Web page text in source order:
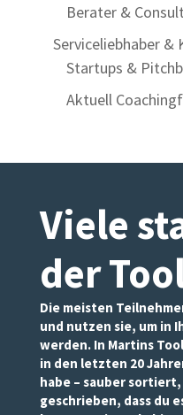
Berater &
Serviceliebhaber &
Startups &
Aktuell
Viele
der
Die meisten
und nutzen sie, um in
werden. In Martins
in den letzten 20
habe – sauber
geschrieben, dass du
Statistik
Mit diesen
Cookies
Funktionsweise
auf Basis der
verbessern.
Erfahrung
Damit unsere
Website
während
Ihres Besuchs
so gut wie
möglich
funktioniert.